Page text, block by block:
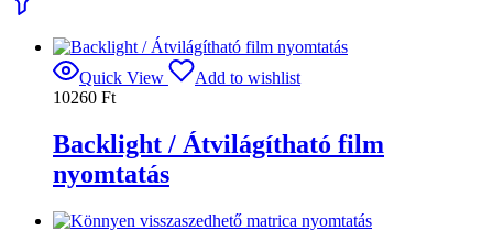
Quick View
Add to wishlist
10260 Ft
Backlight / Átvilágítható film
nyomtatás